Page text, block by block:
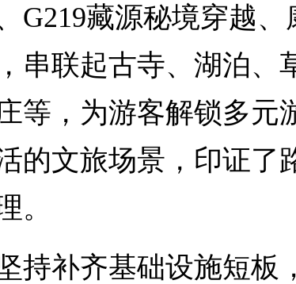
G219藏源秘境穿越、
串联起古寺、湖泊、
等，为游客解锁多元
的文旅场景，印证了
。
补齐基础设施短板